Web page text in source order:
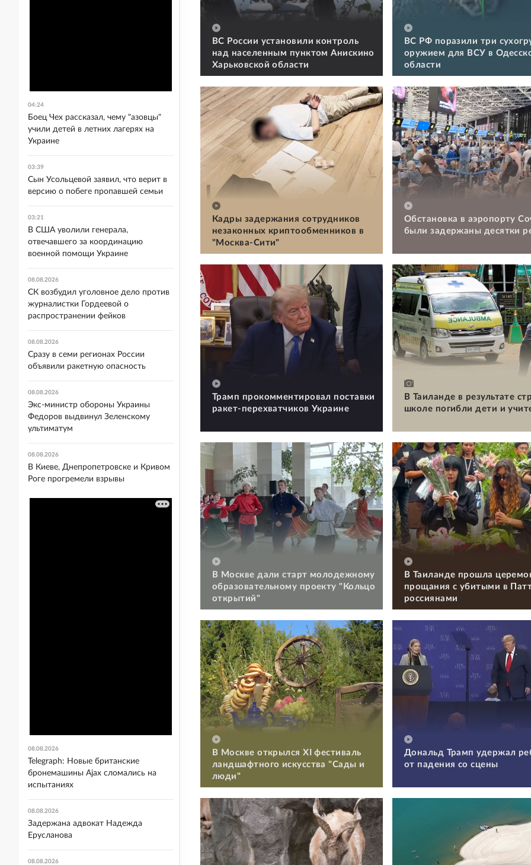
ВС России установили контроль
над населенным пунктом Анискино
Харьковской области
ВС РФ поразили три
оружием для ВСУ в
области
Кадры задержания сотрудников
незаконных криптообменников в
"Москва-Сити"
Обстановка в аэропорту
были задержаны десятки
Трамп прокомментировал поставки
ракет-перехватчиков Украине
В Таиланде в результате
школе погибли дети и
В Москве дали старт молодежному
образовательному проекту "Кольцо
открытий"
В Таиланде прошла
прощания с убитыми в
россиянами
В Москве открылся XI фестиваль
ландшафтного искусства "Сады и
люди"
Дональд Трамп удержал
от падения со сцены
04:24
Боец Чех рассказал, чему "азовцы"
учили детей в летних лагерях на
Украине
03:39
Сын Усольцевой заявил, что верит в
версию о побеге пропавшей семьи
03:21
В США уволили генерала,
отвечавшего за координацию
военной помощи Украине
08.08.2026
СК возбудил уголовное дело против
журналистки Гордеевой о
распространении фейков
08.08.2026
Сразу в семи регионах России
объявили ракетную опасность
08.08.2026
Экс-министр обороны Украины
Федоров выдвинул Зеленскому
ультиматум
08.08.2026
В Киеве, Днепропетровске и Кривом
Роге прогремели взрывы
08.08.2026
Telegraph: Новые британские
бронемашины Ajax сломались на
испытаниях
08.08.2026
Задержана адвокат Надежда
Ерусланова
08.08.2026